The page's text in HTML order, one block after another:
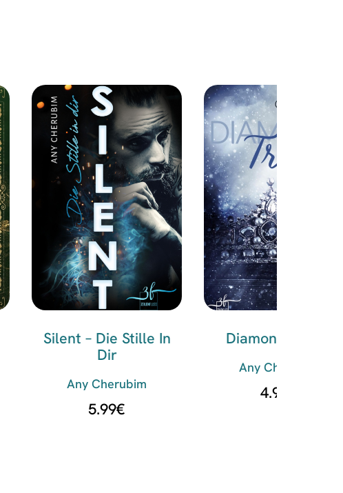
Silent – Die Stille In
Dir
Any Cherubim
5.99€
Diamond Truths
Any Cherubim
4.99